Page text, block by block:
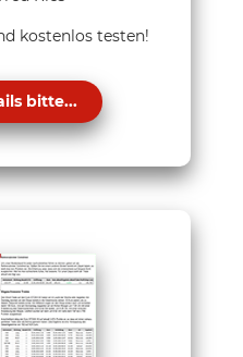
kostenlos testen!
bitte...